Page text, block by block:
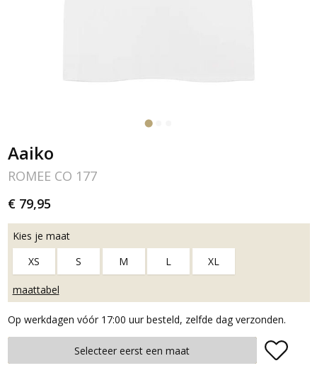
Aaiko
ROMEE CO 177
€ 79,95
Kies je maat
XS
S M L XL
maattabel
Op werkdagen vóór 17:00 uur besteld, zelfde dag verzonden.
Plaats in winkelmand
Selecteer eerst een maat